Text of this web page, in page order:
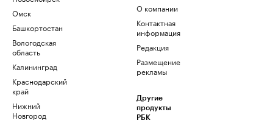
Омск
Башкортостан
Вологодская
область
Калининград
Краснодарский
край
Нижний
Новгород
О компании
Контактная
информация
Редакция
Размещение
рекламы
Другие
продукты
РБК